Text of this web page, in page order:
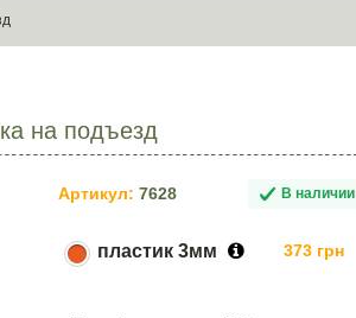
на подъезд
Артикул: 7628 В наличии
пластик 3мм 373 грн